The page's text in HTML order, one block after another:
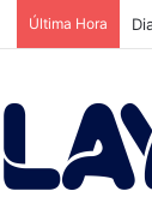
Última Hora